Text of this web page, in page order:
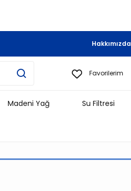
Hakkımızda
Favorilerim
Madeni Yağ Su Filtresi